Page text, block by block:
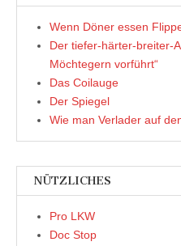
Wenn Döner essen
Der tiefer-härter-breiter-
Möchtegern vorführt“
Das Coilauge
Der Spiegel
Wie man Verlader auf
NÜTZLICHES
Pro LKW
Doc Stop